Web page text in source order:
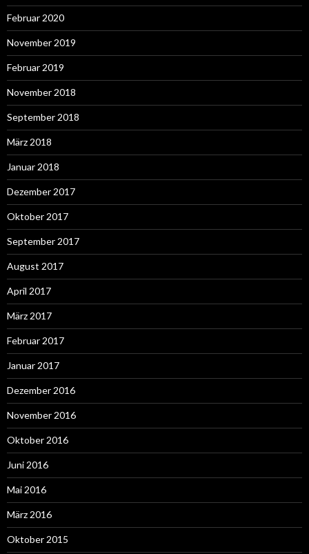
Februar 2020
November 2019
Februar 2019
November 2018
September 2018
März 2018
Januar 2018
Dezember 2017
Oktober 2017
September 2017
August 2017
April 2017
März 2017
Februar 2017
Januar 2017
Dezember 2016
November 2016
Oktober 2016
Juni 2016
Mai 2016
März 2016
Oktober 2015